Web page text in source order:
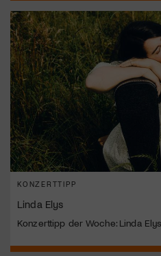
KONZERTTIPP
Linda Elys
Konzerttipp der Woche: Linda